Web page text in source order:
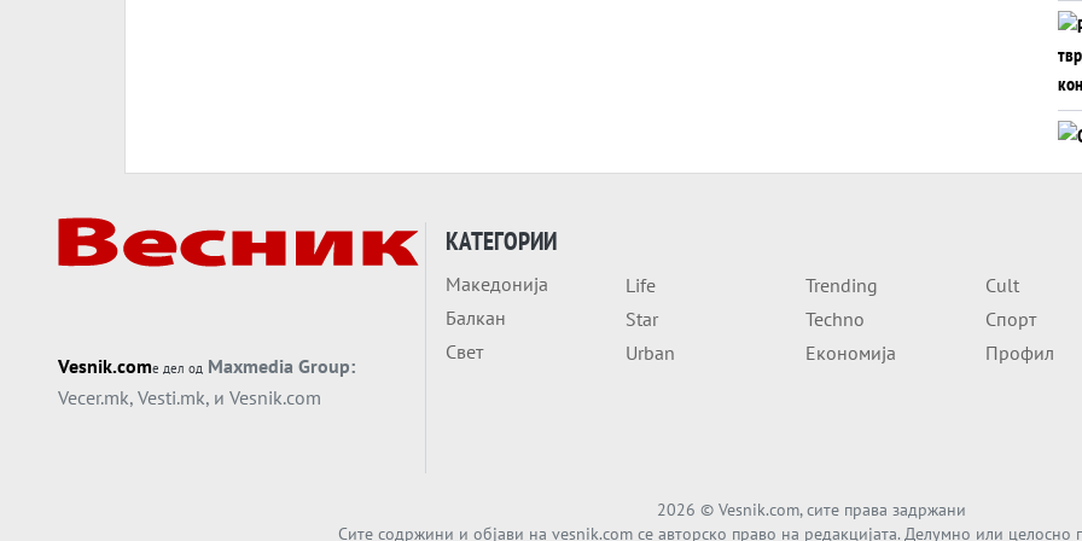
Vesnik.comе дел од Maxmedia Group:
Vecer.mk, Vesti.mk, и Vesnik.com
КАТЕГОРИИ
Македонија
Балкан
Свет
Life
Star
Urban
Trending
Techno
Економија
Cult
Спорт
Профил
2026 © Vesnik.com, сите права задржани
Сите содржини и објави на vesnik.com се авторско право на редакцијата. Делумно или целосно